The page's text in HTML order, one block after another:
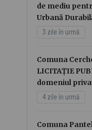
de mediu
Urbană
3 zile în urmă
Comuna
LICITAȚIE
domeniul
4 zile în urmă
Comuna